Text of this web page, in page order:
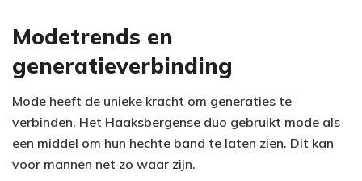
Modetrends en
generatieverbinding
Mode heeft de unieke kracht om generaties te
verbinden. Het Haaksbergense duo gebruikt mode als
een middel om hun hechte band te laten zien. Dit kan
voor mannen net zo waar zijn.